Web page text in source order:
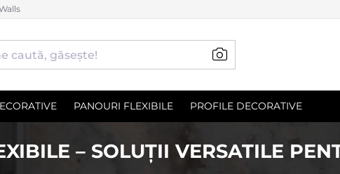
PANOURI FLEXIBILE PROFILE DECORATIVE
– SOLUȚII VERSATILE